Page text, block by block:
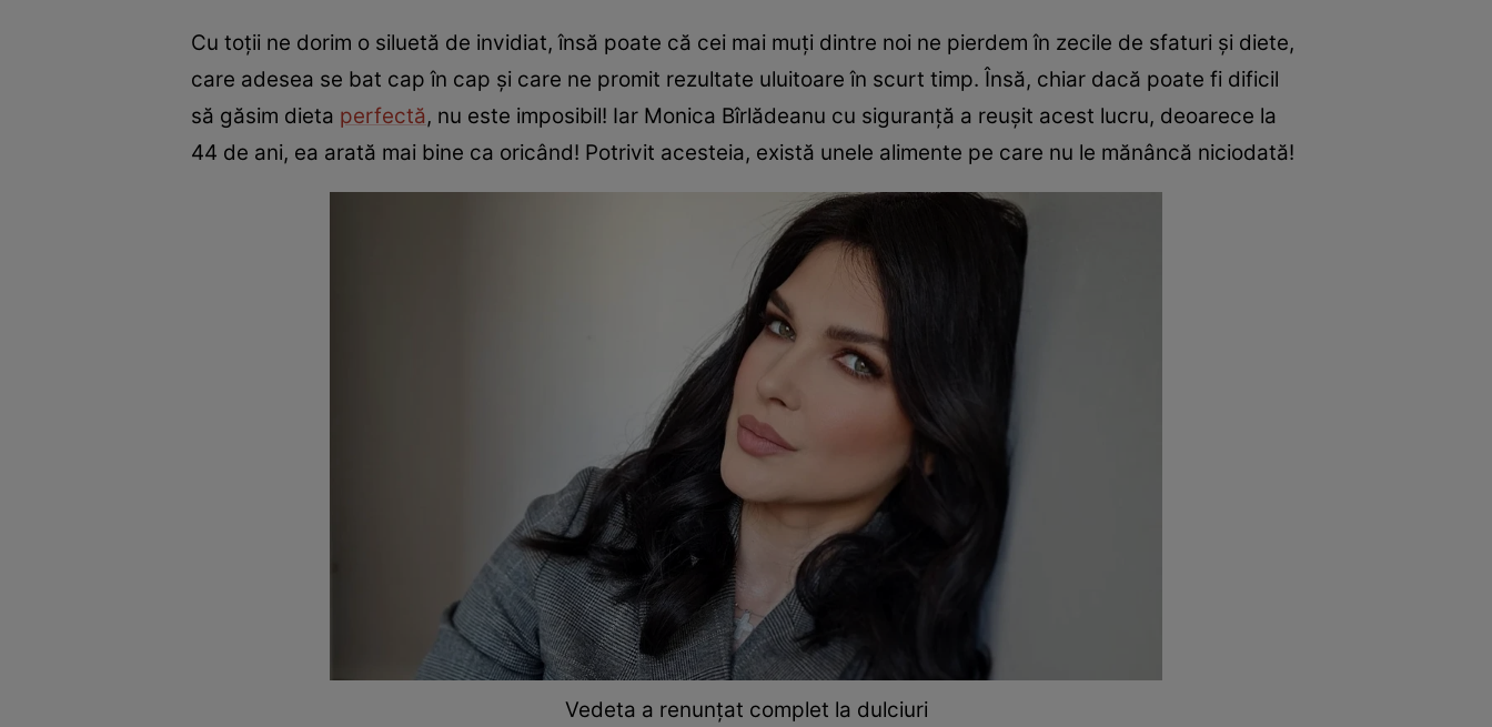
Cu toții ne dorim o siluetă de invidiat, însă poate că cei mai muți dintre noi ne pierdem în zecile de sfaturi și diete,
care adesea se bat cap în cap și care ne promit rezultate uluitoare în scurt timp. Însă, chiar dacă poate fi dificil
să găsim dieta perfectă, nu este imposibil! Iar Monica Bîrlădeanu cu siguranță a reușit acest lucru, deoarece la
44 de ani, ea arată mai bine ca oricând! Potrivit acesteia, există unele alimente pe care nu le mănâncă niciodată!
Vedeta a renunțat complet la dulciuri